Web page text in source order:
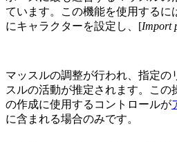
ています。この機能を使用するに
にキャラクターを設定し、[Import
マッスルの調整が行われ、指定の
スルの活動が推定されます。こ
の作成に使用するコントロールが
に含まれる場合のみです。